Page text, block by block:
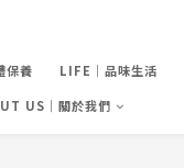
保養 LIFE｜品味生活
US｜關於我們